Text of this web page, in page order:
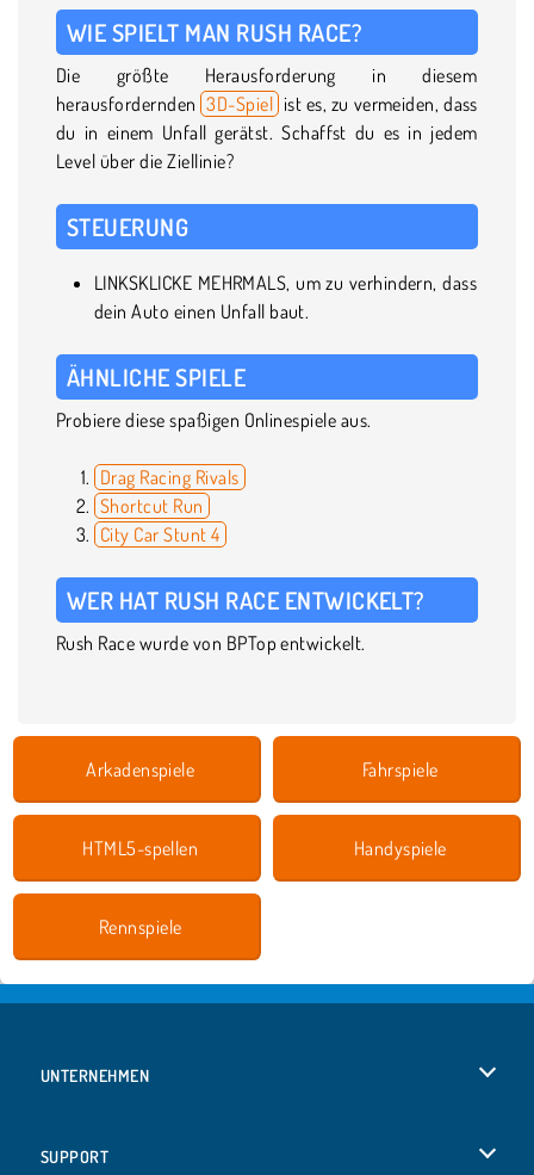
WIE SPIELT MAN RUSH RACE?
Die größte Herausforderung in diesem
herausfordernden 3D-Spiel ist es, zu vermeiden, dass
du in einem Unfall gerätst. Schaffst du es in jedem
Level über die Ziellinie?
STEUERUNG
LINKSKLICKE MEHRMALS, um zu verhindern, dass
dein Auto einen Unfall baut.
ÄHNLICHE SPIELE
Probiere diese spaßigen Onlinespiele aus.
Drag Racing Rivals
Shortcut Run
City Car Stunt 4
WER HAT RUSH RACE ENTWICKELT?
Rush Race wurde von BPTop entwickelt.
Arkadenspiele Fahrspiele
HTML5-spellen Handyspiele
Rennspiele
UNTERNEHMEN
SUPPORT